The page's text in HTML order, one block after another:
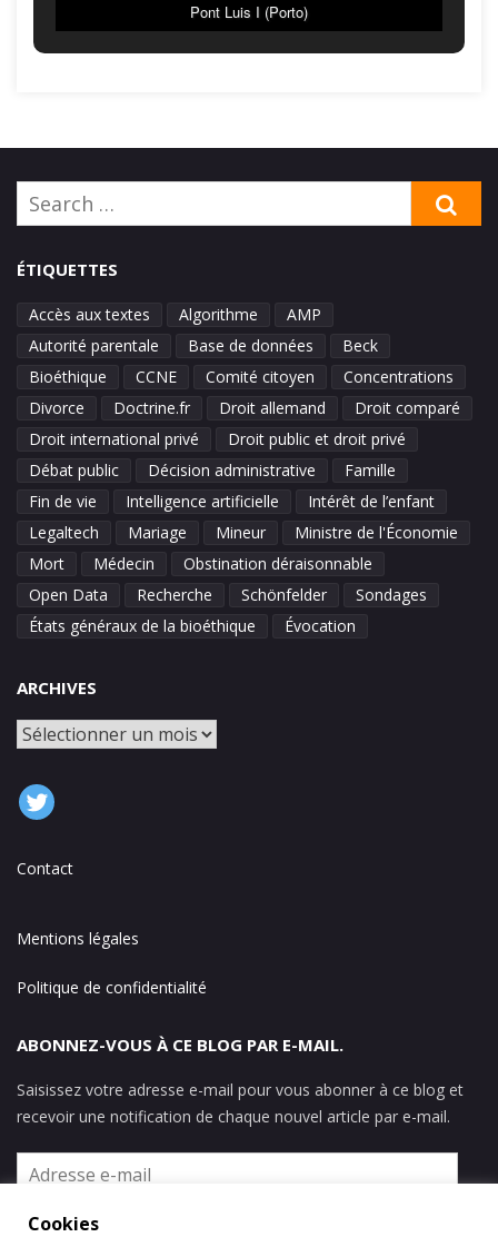
Pont Luis I (Porto)
Search
for:
ÉTIQUETTES
Accès aux textes Algorithme
AMP
Autorité parentale
Base de données
Beck
Bioéthique
CCNE Comité citoyen
Concentrations
Divorce
Doctrine.fr Droit allemand
Droit comparé
Droit international privé
Droit public et droit privé
Débat public
Décision administrative
Famille
Fin de vie
Intelligence artificielle
Intérêt de l’enfant
Legaltech
Mariage Mineur
Ministre de l'Économie
Mort
Médecin
Obstination déraisonnable
Open Data
Recherche Schönfelder
Sondages
États généraux de la bioéthique
Évocation
ARCHIVES
Archives
Contact
Mentions légales
Politique de confidentialité
ABONNEZ-VOUS À CE BLOG PAR E-MAIL.
Saisissez votre adresse e-mail pour vous abonner à ce blog et
recevoir une notification de chaque nouvel article par e-mail.
Adresse
mail
Cookies